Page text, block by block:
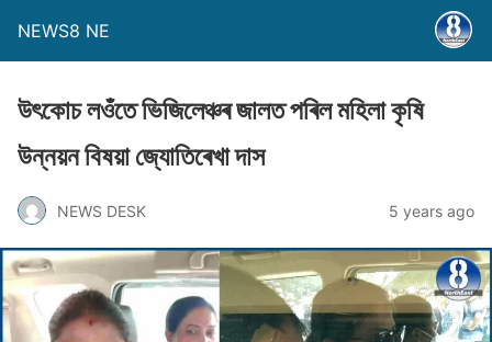
NEWS8 NE
উৎকােচ লওঁতে ভিজিলেঞ্চৰ জালত পৰিল মহিলা কৃষি
উন্নয়ন বিষয়া জ্যােতিৰেখা দাস
NEWS DESK 5 years ago